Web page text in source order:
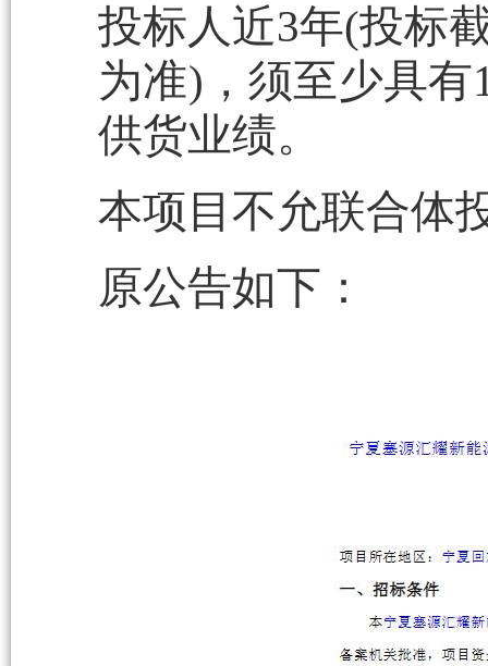
投标人近3年(投标
为准)，须至少具
供货业绩。
本项目不允联合体
原公告如下：